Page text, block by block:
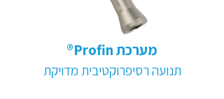
מערכת Profin®
תנועה רסיפרוקטיבית מדויקת